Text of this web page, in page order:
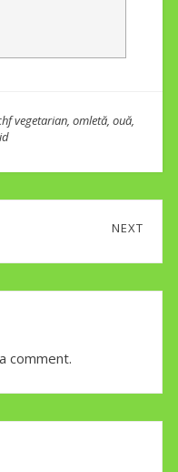
vegetarian, omletă, ouă,
NEXT
comment.